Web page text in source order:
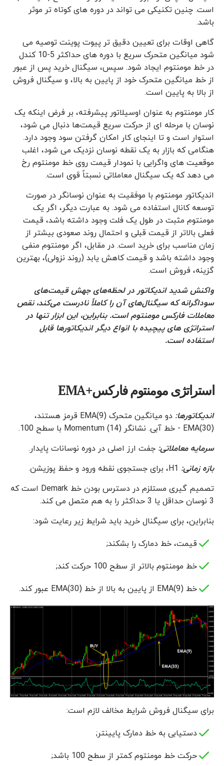
است. چنین تکنیکی می تواند در دوره های کوتاه تر موثر
باشد.
گاهی اوقات برای تعیین دقیق تر پیوت پوینت توصیه می
شود میانگین متحرک سریع با دوره های حداکثر 5-10 کندل
در خط مومنتوم ایجاد شود. سپس، سیگنال خرید پس از عبور
از خط میانگین متحرک خود از پایین به بالا، و سیگنال فروش
از بالا به پایین است.
کار مومنتوم به عنوان اوسیلاتور پیشرفته، بر فرض اینکه یک
نوسان با مرحله ای از حرکت سریع قیمت‌ها دنبال می شود،
استوار است و تا اینجای کار امکان گرفتن سود وجود دارد.
هنگامی که بازار به یک نقطه نوسان نزدیک می شود، اغلب
موقعیت های واگرایی با نمودار قیمت روی خط مومنتوم رخ
می دهد که یک سیگنال معاملاتی نسبتاً قوی است.
اندیکاتور مومنتوم با موفقیت به عنوان نوسانگر در صورت
توسعه کانال استفاده می شود. به عبارت دیگر، اگر یک
مومنتوم مثبت در طول یک فلت وجود داشته باشد، قیمت
فعلی بالاتر از قیمت قبلی و احتمال روند صعودی بیشتر از
زمان مناسب برای خرید است. در مقابل، اگر مومنتوم منفی
وجود داشته باشد و قیمت کاهش یابد (روند نزولی)، بهترین
گزینه، فروش است.
واکنش شدید اندیکاتور در لحظه‌های جهش قیمت‌های
سوداگرانه که سیگنال‌های آن را کاملاً نادرست می‌کند، نقص
معاملات فارکس مومنتوم است. بنابراین، این ابزار تنها در
استراتژی های پیچیده با انواع دیگر اندیکاتورها قابل
استفاده است.
استراتژی مومنتوم فارکس+EMA
اندیکاتورها:
دو میانگین متحرک EMA(9) قرمز هستند،
EMA(30) - خط آبی. نشانگر Momentum (14) با سطح 100.
سرمایه معاملاتی: جفت ارز اصلی در دوره نوسانات پایدار.
بازه زمانی:
تصمیم گیری مستلزم در دسترس بودن خط Demark است که
3 نوسان حداقل یا 3 حداکثر را به هم متصل می کند.
بنابراین، برای سیگنال خرید باید شرایط زیر رعایت شود:
قیمت، خط دمارک را بشکند;
خط مومنتوم بالاتر از سطح 100 حرکت کند;
خط EMA(9) از پایین به بالا از خط EMA(30) عبور کند.
برای سیگنال فروش شرایط مخالف لازم است:
دستیابی به خط دمارک پایینتر;
حرکت خط مومنتوم کمتر از سطح 100 باشد;